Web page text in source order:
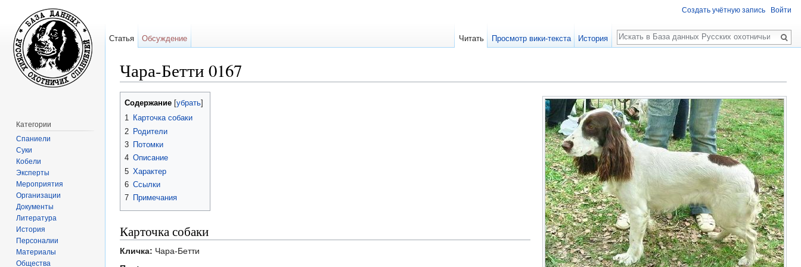
Чара-Бетти 0167
Содержание убрать
1 Карточка собаки
2 Родители
3 Потомки
4 Описание
5 Характер
6 Ссылки
7 Примечания
Карточка собаки
Кличка: Чара-Бетти
Создать учётную запись Войти
Статья Обсуждение Читать Просмотр вики-текста История
Поиск
Категории
Спаниели
Суки
Кобели
Эксперты
Мероприятия
Организации
Документы
Литература
История
Персоналии
Материалы
Общества